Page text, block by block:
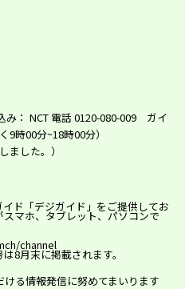
み： NCT 電話 0120-080-009 ガイ
9時00分~18時00分）
ました。）
ド「デジガイド」をご提供してお
マホ、タブレット、パソコンで
channel
8月末に掲載されます。
る情報発信に努めてまいります